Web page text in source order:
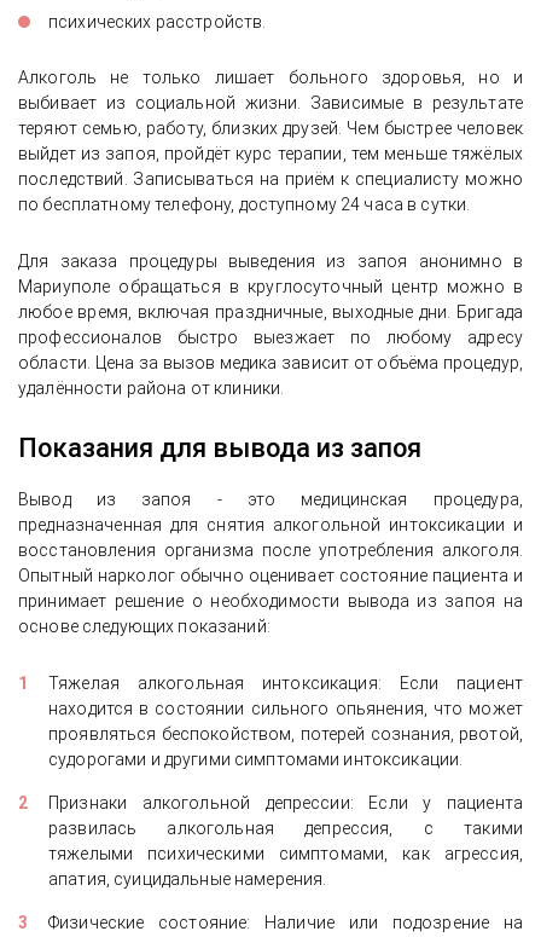
психических расстройств.
Алкоголь не только лишает больного здоровья, но и
выбивает из социальной жизни. Зависимые в результате
теряют семью, работу, близких друзей. Чем быстрее человек
выйдет из запоя, пройдёт курс терапии, тем меньше тяжёлых
последствий. Записываться на приём к специалисту можно
по бесплатному телефону, доступному 24 часа в сутки.
Для заказа процедуры выведения из запоя анонимно в
Мариуполе обращаться в круглосуточный центр можно в
любое время, включая праздничные, выходные дни. Бригада
профессионалов быстро выезжает по любому адресу
области. Цена за вызов медика зависит от объёма процедур,
удалённости района от клиники.
Показания для вывода из запоя
Вывод из запоя - это медицинская процедура,
предназначенная для снятия алкогольной интоксикации и
восстановления организма после употребления алкоголя.
Опытный нарколог обычно оценивает состояние пациента и
принимает решение о необходимости вывода из запоя на
основе следующих показаний:
Тяжелая алкогольная интоксикация: Если пациент
находится в состоянии сильного опьянения, что может
проявляться беспокойством, потерей сознания, рвотой,
судорогами и другими симптомами интоксикации.
Признаки алкогольной депрессии: Если у пациента
развилась алкогольная депрессия, с такими
тяжелыми психическими симптомами, как агрессия,
апатия, суицидальные намерения.
Физические состояние: Наличие или подозрение на